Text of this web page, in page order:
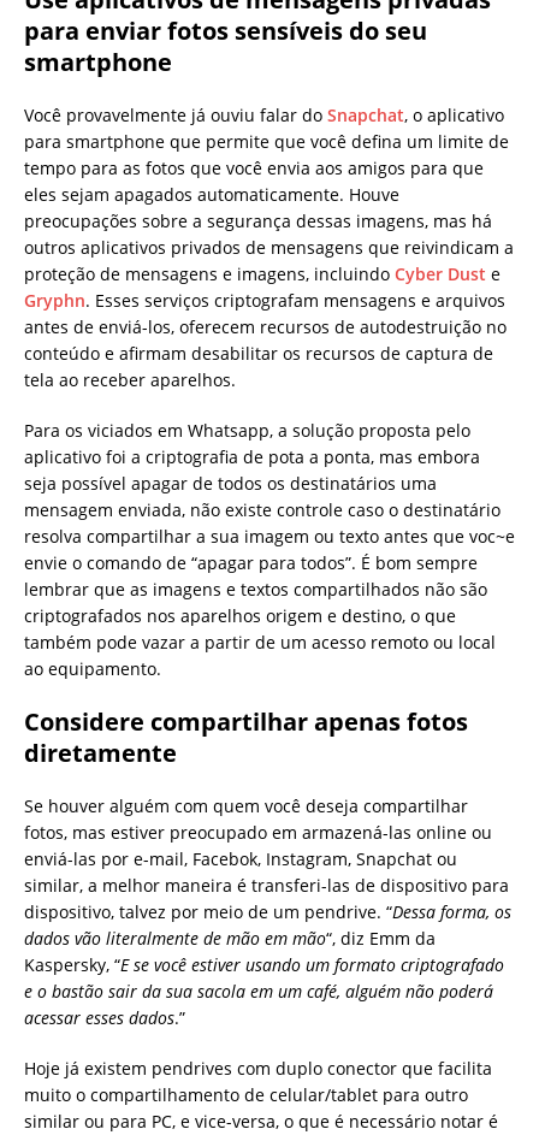
para enviar fotos sensíveis do seu
smartphone
Você provavelmente já ouviu falar do Snapchat, o aplicativo
para smartphone que permite que você defina um limite de
tempo para as fotos que você envia aos amigos para que
eles sejam apagados automaticamente. Houve
preocupações sobre a segurança dessas imagens, mas há
outros aplicativos privados de mensagens que reivindicam a
proteção de mensagens e imagens, incluindo Cyber Dust e
Gryphn. Esses serviços criptografam mensagens e arquivos
antes de enviá-los, oferecem recursos de autodestruição no
conteúdo e afirmam desabilitar os recursos de captura de
tela ao receber aparelhos.
Para os viciados em Whatsapp, a solução proposta pelo
aplicativo foi a criptografia de pota a ponta, mas embora
seja possível apagar de todos os destinatários uma
mensagem enviada, não existe controle caso o destinatário
resolva compartilhar a sua imagem ou texto antes que voc~e
envie o comando de “apagar para todos”. É bom sempre
lembrar que as imagens e textos compartilhados não são
criptografados nos aparelhos origem e destino, o que
também pode vazar a partir de um acesso remoto ou local
ao equipamento.
Considere compartilhar apenas fotos
diretamente
Se houver alguém com quem você deseja compartilhar
fotos, mas estiver preocupado em armazená-las online ou
enviá-las por e-mail, Facebok, Instagram, Snapchat ou
similar, a melhor maneira é transferi-las de dispositivo para
dispositivo, talvez por meio de um pendrive. “Dessa forma, os
dados vão literalmente de mão em mão“, diz Emm da
Kaspersky, “E se você estiver usando um formato criptografado
e o bastão sair da sua sacola em um café, alguém não poderá
acessar esses dados.”
Hoje já existem pendrives com duplo conector que facilita
muito o compartilhamento de celular/tablet para outro
similar ou para PC, e vice-versa, o que é necessário notar é